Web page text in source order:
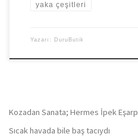
yaka çeşitleri
Yazarı: DuruButik
Kozadan Sanata; Hermes İpek Eşarp
Sıcak havada bile baş tacıydı